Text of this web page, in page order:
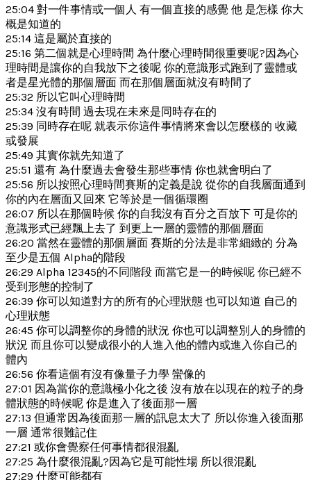
25:04 對一件事情或一個人 有一個直接的感覺 他 是怎樣 你大
概是知道的
25:14 這是屬於直接的
25:16 第二個就是心理時間 為什麼心理時間很重要呢?因為心
理時間是讓你的自我放下之後呢 你的意識形式跑到了靈體或
者是星光體的那個層面 而在那個層面就沒有時間了
25:32 所以它叫心理時間
25:34 沒有時間 過去現在未來是同時存在的
25:39 同時存在呢 就表示你這件事情將來會以怎麼樣的 收藏
或發展
25:49 其實你就先知道了
25:51 還有 為什麼過去會發生那些事情 你也就會明白了
25:56 所以按照心理時間賽斯的定義是說 從你的自我層面通到
你的內在層面又回來 它等於是一個循環圈
26:07 所以在那個時候 你的自我沒有百分之百放下 可是你的
意識形式已經飄上去了 到更上一層的靈體的那個層面
26:20 當然在靈體的那個層面 賽斯的分法是非常細緻的 分為
至少是五個 Alpha的階段
26:29 Alpha 12345的不同階段 而當它是一的時候呢 你已經不
受到形態的控制了
26:39 你可以知道對方的所有的心理狀態 也可以知道 自己的
心理狀態
26:45 你可以調整你的身體的狀況 你也可以調整別人的身體的
狀況 而且你可以變成很小的人進入他的體內或進入你自己的
體內
26:56 你看這個有沒有像量子力學 蠻像的
27:01 因為當你的意識極小化之後 沒有放在以現在的粒子的身
體狀態的時候呢 你是進入了後面那一層
27:13 但通常因為後面那一層的訊息太大了 所以你進入後面那
一層 通常很難記住
27:21 或你會覺察任何事情都很混亂
27:25 為什麼很混亂?因為它是可能性場 所以很混亂
27:29 什麼可能都有